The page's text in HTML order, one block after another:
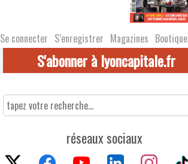
Se connecter S’enregistrer Magazines Boutique
S'abonner à lyoncapitale.fr
réseaux sociaux